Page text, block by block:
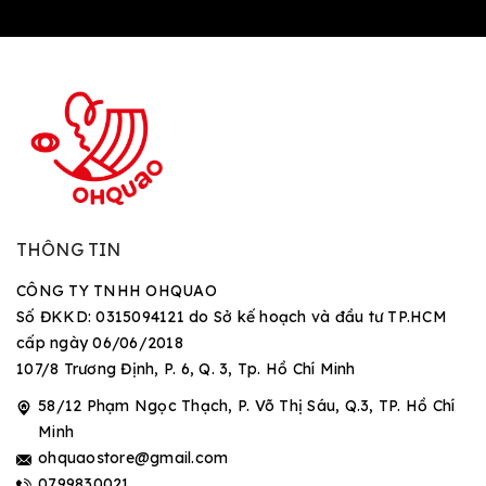
THÔNG TIN
CÔNG TY TNHH OHQUAO
Số ĐKKD: 0315094121 do Sở kế hoạch và đầu tư TP.HCM
cấp ngày 06/06/2018
107/8 Trương Định, P. 6, Q. 3, Tp. Hồ Chí Minh
58/12 Phạm Ngọc Thạch, P. Võ Thị Sáu, Q.3, TP. Hồ Chí
Minh
ohquaostore@gmail.com